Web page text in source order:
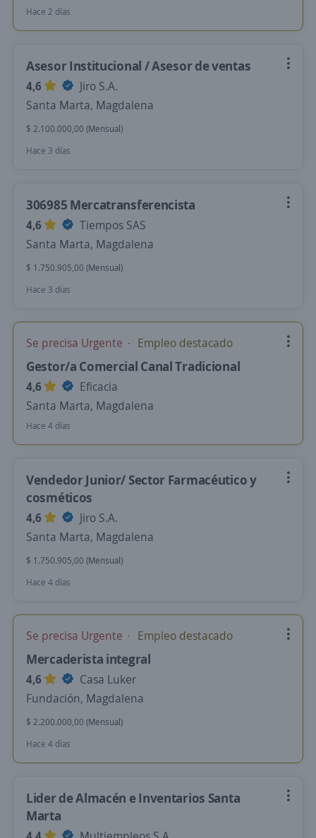
Hace 2 días
Asesor Institucional / Asesor de ventas
4,6
Jiro S.A.
Santa Marta, Magdalena
$ 2.100.000,00 (Mensual)
Hace 3 días
306985 Mercatransferencista
4,6
Tiempos SAS
Santa Marta, Magdalena
$ 1.750.905,00 (Mensual)
Hace 3 días
Se precisa Urgente Empleo destacado
Gestor/a Comercial Canal Tradicional
4,6
Eficacia
Santa Marta, Magdalena
Hace 4 días
Vendedor Junior/ Sector Farmacéutico y
cosméticos
4,6
Jiro S.A.
Santa Marta, Magdalena
$ 1.750.905,00 (Mensual)
Hace 4 días
Se precisa Urgente Empleo destacado
Mercaderista integral
4,6
Casa Luker
Fundación, Magdalena
$ 2.200.000,00 (Mensual)
Hace 4 días
Lider de Almacén e Inventarios Santa
Marta